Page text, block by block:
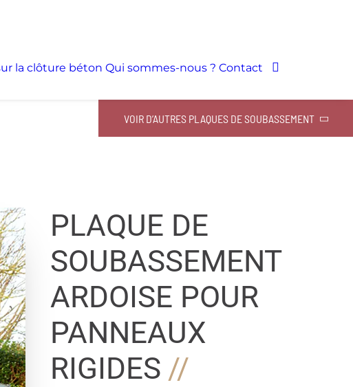
la clôture béton Qui sommes-nous ? Contact
VOIR D’AUTRES PLAQUES DE SOUBASSEMENT
PLAQUE DE
SOUBASSEMENT
ARDOISE POUR
PANNEAUX
RIGIDES